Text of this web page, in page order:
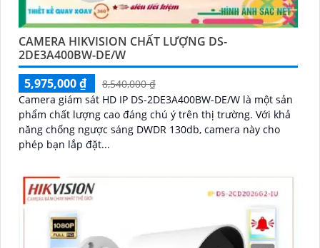
CAMERA HIKVISION CHẤT LƯỢNG DS-
2DE3A400BW-DE/W
5,975,000 ₫
8,540,000 ₫
Camera giám sát HD IP DS-2DE3A400BW-DE/W là một sản
phẩm chất lượng cao đáng chú ý trên thị trường. Với khả
năng chống ngược sáng DWDR 130db, camera này cho
phép bạn lắp đặt...